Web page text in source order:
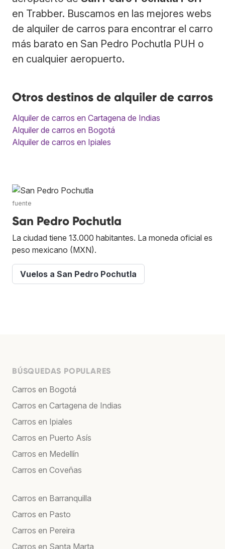
en Trabber. Buscamos en las mejores webs
de alquiler de carros para encontrar el carro
más barato en San Pedro Pochutla PUH o
en cualquier aeropuerto.
Otros destinos de alquiler de carros
Alquiler de carros en Cartagena de Indias
Alquiler de carros en Bogotá
Alquiler de carros en Ipiales
fuente
San Pedro Pochutla
La ciudad tiene 13.000 habitantes. La moneda oficial es
peso mexicano (MXN).
Vuelos a San Pedro Pochutla
BÚSQUEDAS POPULARES
Carros en Bogotá
Carros en Cartagena de Indias
Carros en Ipiales
Carros en Puerto Asís
Carros en Medellín
Carros en Coveñas
Carros en Barranquilla
Carros en Pasto
Carros en Pereira
Carros en Santa Marta